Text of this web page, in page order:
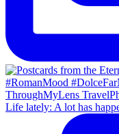
Life lately: A lot has